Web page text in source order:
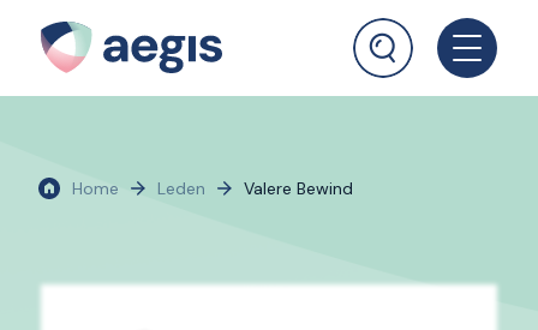
Home Leden Valere Bewind